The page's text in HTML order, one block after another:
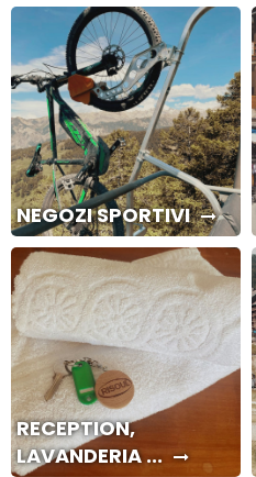
NEGOZI SPORTIVI
RECEPTION,
LAVANDERIA ...